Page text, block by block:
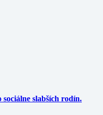
slabších rodín.